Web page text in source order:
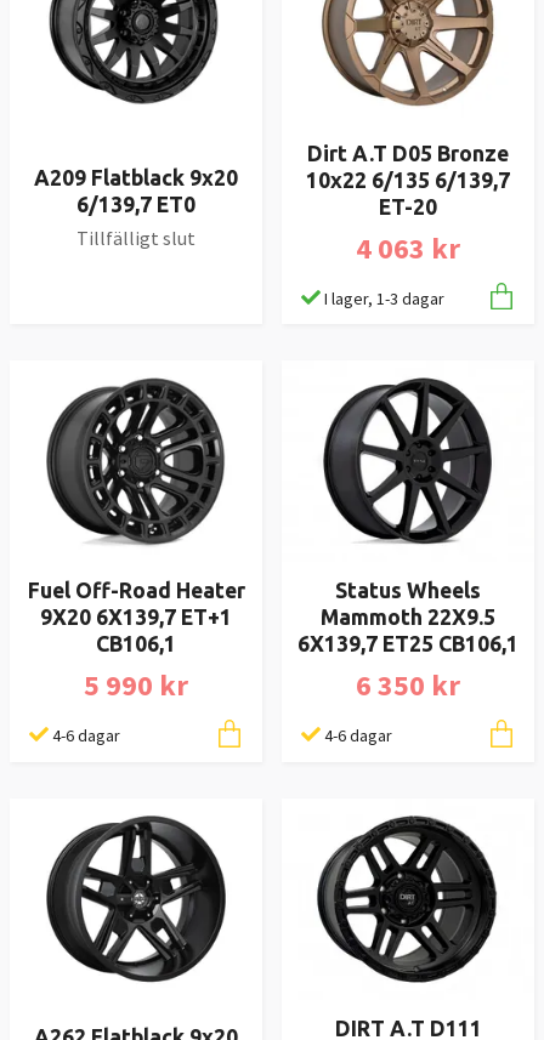
A209 Flatblack 9x20
6/139,7 ET0
Tillfälligt slut
Dirt A.T D05 Bronze
10x22 6/135 6/139,7
ET-20
4 063 kr
I lager, 1-3 dagar
Fuel Off-Road Heater
9X20 6X139,7 ET+1
CB106,1
5 990 kr
4-6 dagar
Status Wheels
Mammoth 22X9.5
6X139,7 ET25 CB106,1
6 350 kr
4-6 dagar
DIRT A.T D111